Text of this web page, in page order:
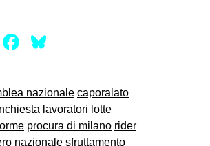
Mastodon
Facebook
nazionale caporalato
lavoratori lotte
procura di milano rider
nazionale sfruttamento